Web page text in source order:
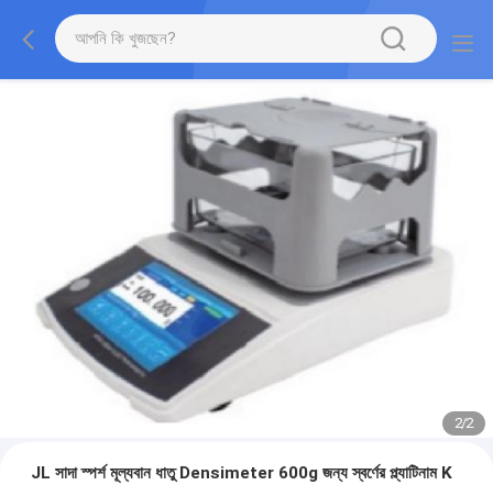
2/2
JL সাদা স্পর্শ মূল্যবান ধাতু Densimeter 600g জন্য স্বর্ণের প্ল্যাটিনাম K